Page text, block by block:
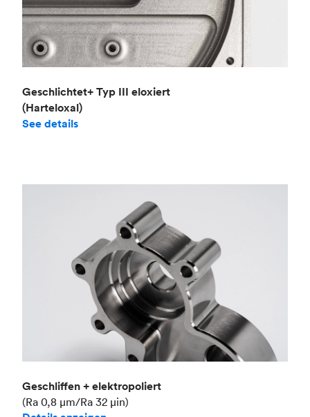
Geschlichtet+ Typ III eloxiert
(Harteloxal)
See details
Geschliffen + elektropoliert
(Ra 0,8 μm/Ra 32 μin)